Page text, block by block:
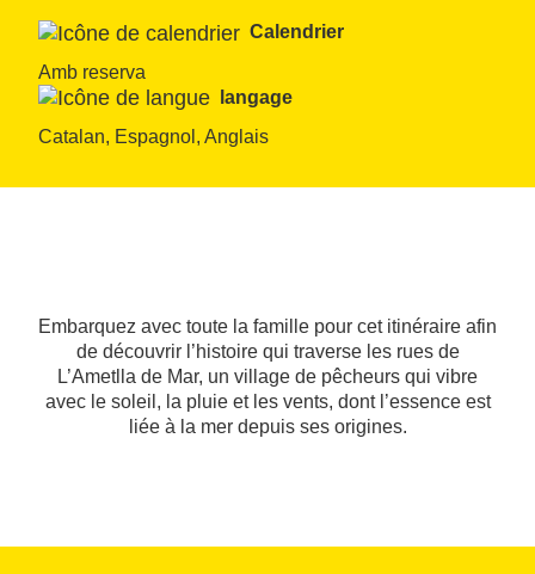
Calendrier
Amb reserva
langage
Catalan, Espagnol, Anglais
Embarquez avec toute la famille pour cet itinéraire afin
de découvrir l’histoire qui traverse les rues de
L’Ametlla de Mar, un village de pêcheurs qui vibre
avec le soleil, la pluie et les vents, dont l’essence est
liée à la mer depuis ses origines.